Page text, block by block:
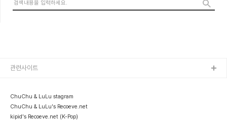
ChuChu & LuLu stagram
ChuChu & LuLu's Recoeve.net
kipid's Recoeve.net (K-Pop)
관련사이트